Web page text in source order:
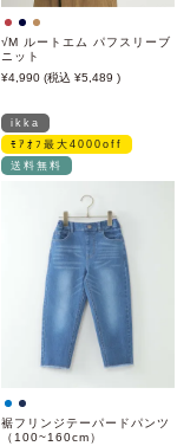
√M ルートエム パフスリーブ
ニット
4,990
5,489
ikka
ﾓｱｵﾌ最大4000off
送料無料
裾フリンジテーパードパンツ
（100~160cm）